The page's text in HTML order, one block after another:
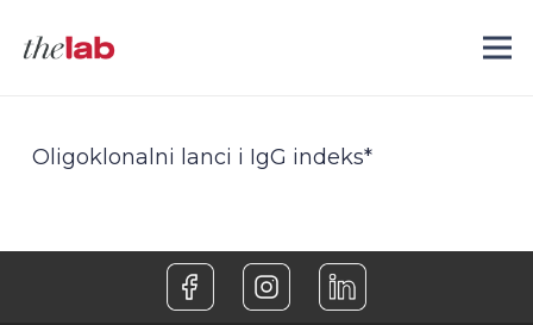
Oligoklonalni lanci i IgG indeks*